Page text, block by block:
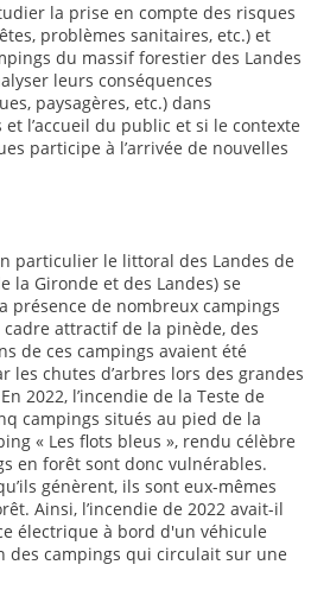
la prise en compte des risques
problèmes sanitaires, etc.) et
du massif forestier des Landes
leurs conséquences
paysagères, etc.) dans
l’accueil du public et si le contexte
participe à l’arrivée de nouvelles
particulier le littoral des Landes de
la Gironde et des Landes) se
présence de nombreux campings
attractif de la pinède, des
de ces campings avaient été
les chutes d’arbres lors des grandes
2022, l’incendie de la Teste de
campings situés au pied de la
« Les flots bleus », rendu célèbre
en forêt sont donc vulnérables.
génèrent, ils sont eux-mêmes
Ainsi, l’incendie de 2022 avait-il
électrique à bord d'un véhicule
des campings qui circulait sur une